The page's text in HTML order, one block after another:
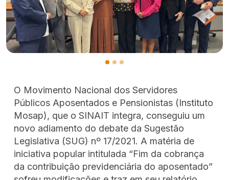
O Movimento Nacional dos Servidores
Públicos Aposentados e Pensionistas (Instituto
Mosap), que o SINAIT integra, conseguiu um
novo adiamento do debate da Sugestão
Legislativa (SUG) nº 17/2021. A matéria de
iniciativa popular intitulada “Fim da cobrança
da contribuição previdenciária do aposentado”